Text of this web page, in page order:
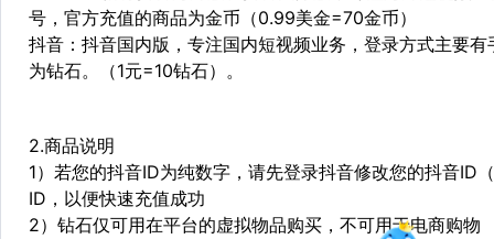
号，官方充值的商品为金币（0.99美金=70金币）
抖音：抖音国内版，专注国内短视频业务，登录方式主要
为钻石。（1元=10钻石）。
2.商品说明
1）若您的抖音ID为纯数字，请先登录抖音修改您的抖音ID
ID，以便快速充值成功
2）钻石仅可用在平台的虚拟物品购买，不可用于电商购物